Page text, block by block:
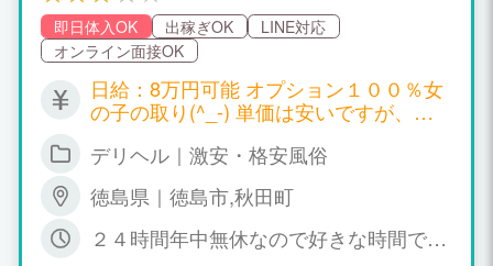
_.)m 本当に稼げますよ！ 他県からの住み込み
希望もＯＫです(^0_0^) 他店で良く最低保証
とか言う話しを耳にしますが？当店では、そ
んな心配をする必要は、一切ございません(^_
-) 実際に体験入店してもらえれば一目瞭然…
(^_-) 何枚かの下着と何枚かの着替えだけ持っ
て来てくださいねぇ(^_-) もし当店に合わない
と感じたら何時でも退店してくれても大丈夫
です(^_-) 無理な引き止めは、しません(^_-)
《くるもの こばまず さるもの おわず》
が、当店経営者のもっとーう…です(^_-) 《ア
即日体入OK 出稼ぎOK
LINE対応
オンライン面接OK
日給：8万円可能 オプション１００％女
の子の取り(^_-) 単価は安いですが、間
半端じゃ～ないから… それだけオプショ
以上も嘘全くウソじゃありません！実際
稼いでいます！ 【給与例】 ※指名料は自
分で決められます Ａさん（基本コース）
デリヘル｜激安・格安風俗
徳島県｜徳島市,秋田町
２４時間年中無休なので好きな時間でO